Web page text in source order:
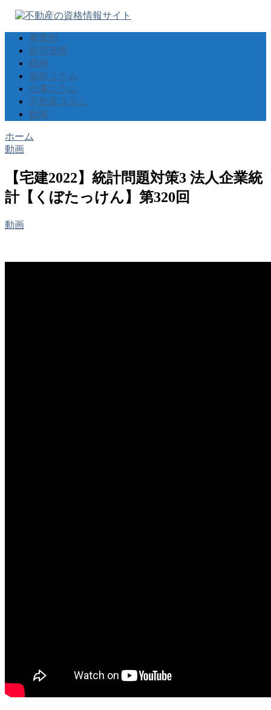
事業別
経営形態
職種
資格コラム
仕事コラム
不動産コラム
動画
ホーム
動画
【宅建2022】統計問題対策3 法人企業統
計【くぼたっけん】第320回
動画